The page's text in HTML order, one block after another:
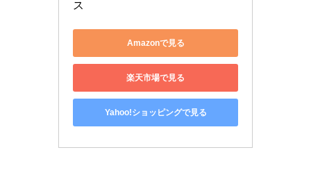
ス
Amazonで見る
楽天市場で見る
Yahoo!ショッピングで見る